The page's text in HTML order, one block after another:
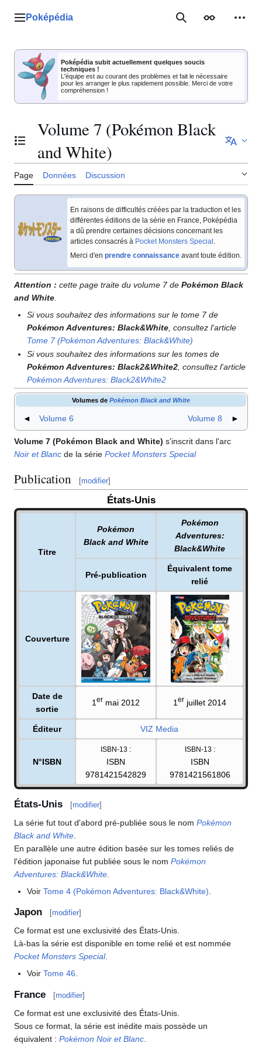
Menu principal
Poképédia RechercherApparence
Poképédia subit actuellement quelques soucis
techniques !
L'équipe est au courant des problèmes et fait le nécessaire
pour les arranger le plus rapidement possible. Merci de votre
compréhension !
Basculer la table des matières
Volume 7 (Pokémon Black
and White)
Page Données Discussion
En raisons de difficultés créées par la traduction et les
différentes éditions de la série en France, Poképédia
a dû prendre certaines décisions concernant les
articles consacrés à Pocket Monsters Special.
Merci d'en prendre connaissance avant toute édition.
Attention : cette page traite du volume 7 de Pokémon Black
and White
Si vous souhaitez des informations sur le tome 7 de
Pokémon Adventures: Black&White , consultez l'article
Tome 7 (Pokémon Adventures: Black&White)
Si vous souhaitez des informations sur les tomes de
Pokémon Adventures: Black2&White2 , consultez l'article
Pokémon Adventures: Black2&White2
Volumes de Pokémon Black and White
◄ Volume 6 Volume 8 ►
Volume 7 (Pokémon Black and White) s'inscrit dans l'arc
Noir et Blanc de la série Pocket Monsters Special
Publication [modifier]
États-Unis
Titre
Pokémon
Black and White
Pokémon
Adventures:
Black&White
Pré-publication
Équivalent tome
relié
Couverture
Date de
sortie
1er mai 2012 1er juillet 2014
Éditeur VIZ Media
N°ISBN
ISBN-13 :
ISBN
9781421542829
ISBN-13 :
ISBN
9781421561806
États-Unis [modifier]
La série fut tout d'abord pré-publiée sous le nom Pokémon
Black and White
En parallèle une autre édition basée sur les tomes reliés de
l'édition japonaise fut publiée sous le nom Pokémon
Adventures: Black&White
VoirTome 4 (Pokémon Adventures: Black&White)
Japon [modifier]
Ce format est une exclusivité des États-Unis.
Là-bas la série est disponible en tome relié et est nommée
Pocket Monsters Special.
VoirTome 46.
France [modifier]
Ce format est une exclusivité des États-Unis.
Sous ce format, la série est inédite mais possède un
équivalent : Pokémon Noir et Blanc